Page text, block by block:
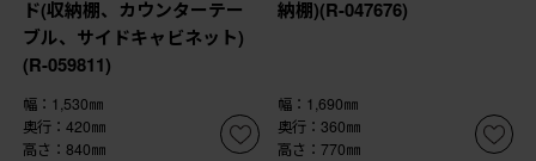
ド(収納棚、カウンターテー
ブル、サイドキャビネット)
(R-059811)
幅：1,530㎜
奥行：420㎜
高さ：840㎜
納棚)(R-047676)
幅：1,690㎜
奥行：360㎜
高さ：770㎜